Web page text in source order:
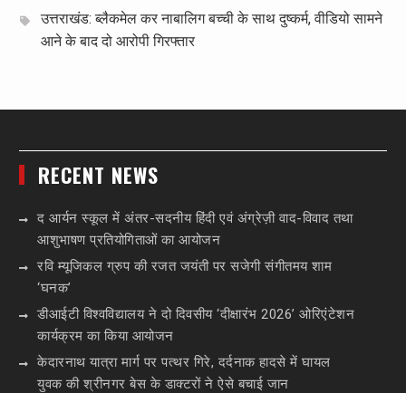
उत्तराखंड: ब्लैकमेल कर नाबालिग बच्ची के साथ दुष्कर्म, वीडियो सामने
आने के बाद दो आरोपी गिरफ्तार
RECENT NEWS
द आर्यन स्कूल में अंतर-सदनीय हिंदी एवं अंग्रेज़ी वाद-विवाद तथा
आशुभाषण प्रतियोगिताओं का आयोजन
रवि म्यूजिकल ग्रुप की रजत जयंती पर सजेगी संगीतमय शाम
‘घनक’
डीआईटी विश्वविद्यालय ने दो दिवसीय ‘दीक्षारंभ 2026’ ओरिएंटेशन
कार्यक्रम का किया आयोजन
केदारनाथ यात्रा मार्ग पर पत्थर गिरे, दर्दनाक हादसे में घायल
युवक की श्रीनगर बेस के डाक्टरों ने ऐसे बचाई जान